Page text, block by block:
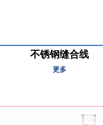
不锈钢缝合线
更多